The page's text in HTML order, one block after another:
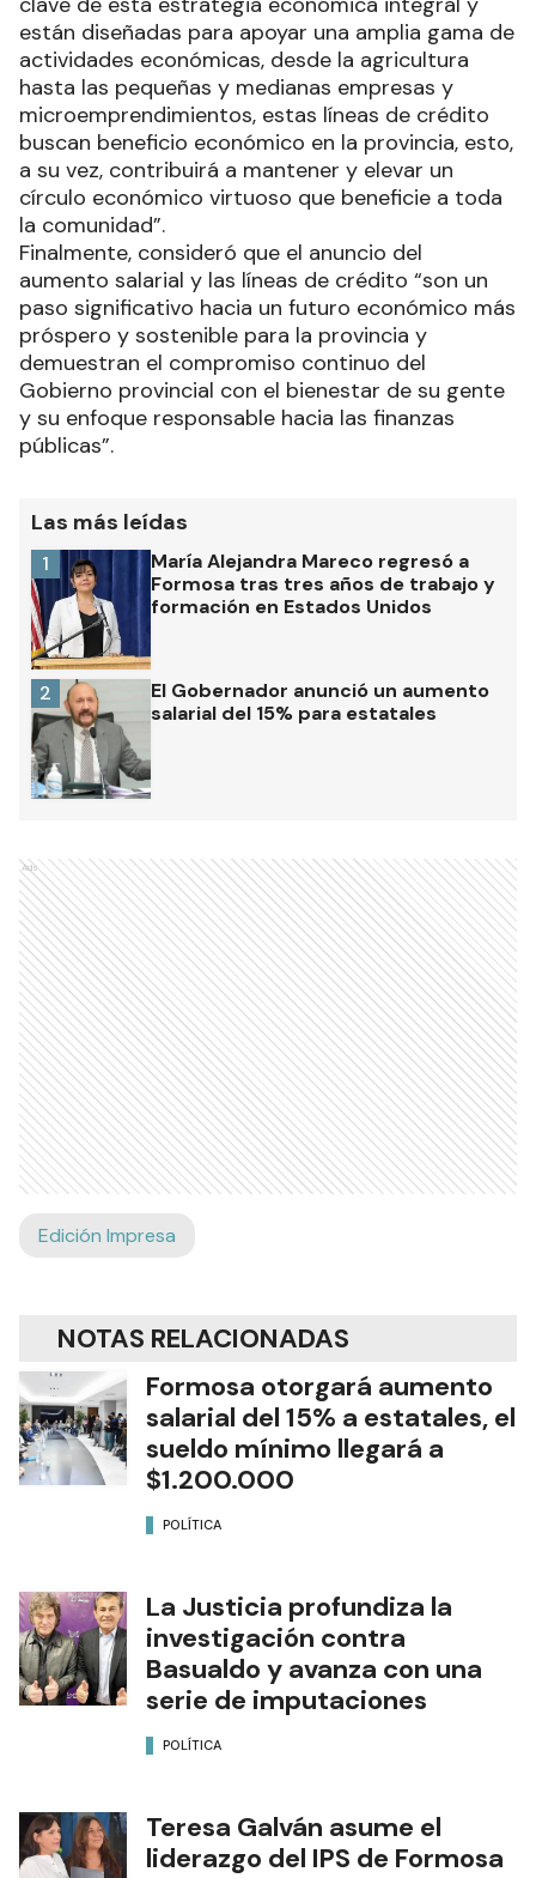
están diseñadas para apoyar una amplia gama de
actividades económicas, desde la agricultura
hasta las pequeñas y medianas empresas y
microemprendimientos, estas líneas de crédito
buscan beneficio económico en la provincia, esto,
a su vez, contribuirá a mantener y elevar un
círculo económico virtuoso que beneficie a toda
la comunidad”.
Finalmente, consideró que el anuncio del
aumento salarial y las líneas de crédito “son un
paso significativo hacia un futuro económico más
próspero y sostenible para la provincia y
demuestran el compromiso continuo del
Gobierno provincial con el bienestar de su gente
y su enfoque responsable hacia las finanzas
públicas”.
Las más leídas
María Alejandra Mareco regresó a
Formosa tras tres años de trabajo y
formación en Estados Unidos
1
El Gobernador anunció un aumento
salarial del 15% para estatales
2
Ads
Edición Impresa
NOTAS RELACIONADAS
Formosa otorgará aumento
salarial del 15% a estatales, el
sueldo mínimo llegará a
$1.200.000
POLÍTICA
La Justicia profundiza la
investigación contra
Basualdo y avanza con una
serie de imputaciones
POLÍTICA
Teresa Galván asume el
liderazgo del IPS de Formosa